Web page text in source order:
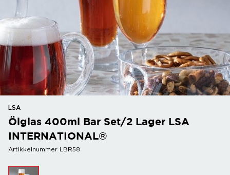
LSA
Ölglas 400ml Bar Set/2 Lager LSA
INTERNATIONAL®
Artikkelnummer LBR58